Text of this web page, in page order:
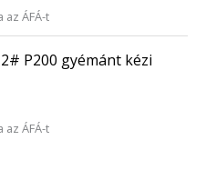
az ÁFÁ-t
P200 gyémánt kézi
az ÁFÁ-t